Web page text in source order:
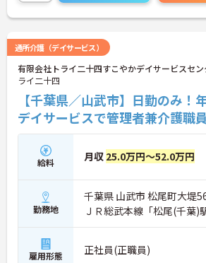
通所介護（デイサービス）
有限会社トライ二十四すこやかデイサービスセ
ライ二十四
【千葉県／山武市】日勤のみ
デイサービスで管理者兼介護職
給料 月収 25.0万円～52.0万円
勤務地
千葉県 山武市 松尾町大堤
ＪＲ総武本線「松尾(千葉)
雇用形態 正社員(正職員)